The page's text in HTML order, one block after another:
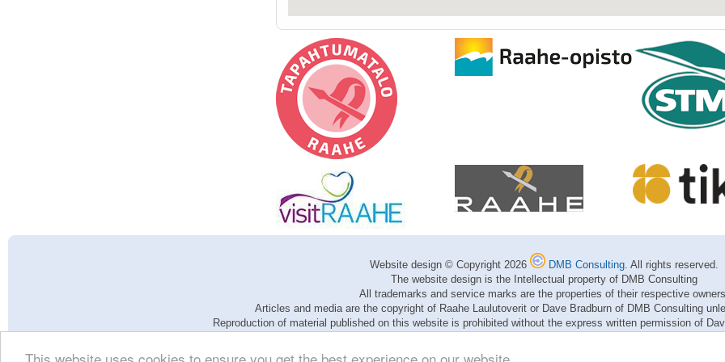
This website uses cookies to ensure you get the best experience on our website
Website design © Copyright 2026 DMB Consulting. All rights reserved.
The website design is the Intellectual property of DMB Consulting
All trademarks and service marks are the properties of their respective
Articles and media are the copyright of Raahe Laulutoverit or Dave Bradburn of DMB Consulting
Reproduction of material published on this website is prohibited without the express written permission of